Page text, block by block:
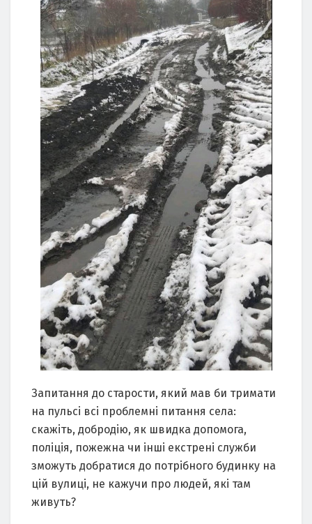
Запитання до старости, який мав би тримати
на пульсі всі проблемні питання села:
скажіть, добродію, як швидка допомога,
поліція, пожежна чи інші екстрені служби
зможуть добратися до потрібного будинку на
цій вулиці, не кажучи про людей, які там
живуть?